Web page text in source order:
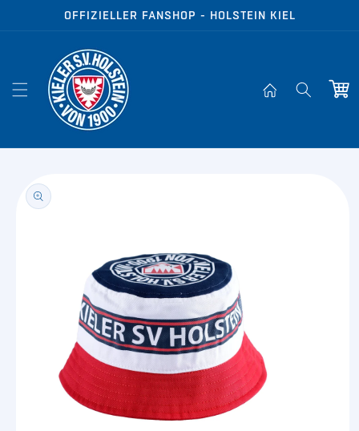
Direkt zumOFFIZIELLER FANSHOP - HOLSTEIN KIEL